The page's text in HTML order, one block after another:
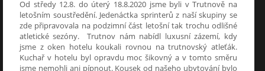
Od středy 12.8. do úterý 18.8.2020 jsme byli v Trutnově na
letošním soustředění. Jedenáctka sprinterů z naší skupiny se
zde připravovala na podzimní část letošní tak trochu odlišné
atletické sezóny. Trutnov nám nabídl luxusní zázemí, kdy
jsme z oken hotelu koukali rovnou na trutnovský atleťák.
Kuchař v hotelu byl opravdu moc šikovný a v tomto směru
jsme nemohli ani pípnout. Kousek od našeho ubytování bylo